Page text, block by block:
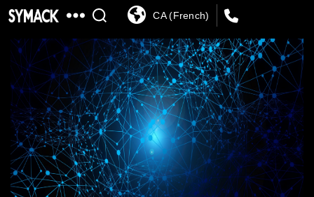
CA (French)